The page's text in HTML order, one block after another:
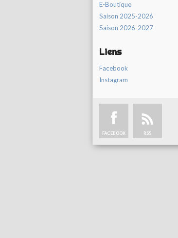
E-Boutique
Saison 2025-2026
Saison 2026-2027
Liens
Facebook
Instagram
FACEBOOK RSS